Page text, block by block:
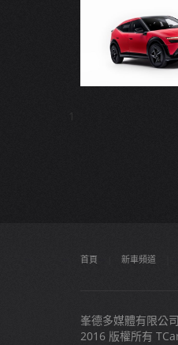
首頁 新車頻道
峯德多媒體有限公
2016 版權所有